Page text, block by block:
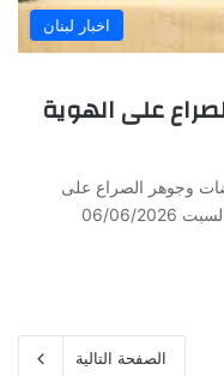
اخبار لبنان
على الهوية
وجوهر الصراع على
الهوية والسيادة* نشر على موقع الخنادق – السبت 06/06/2026
الصفحة التالية